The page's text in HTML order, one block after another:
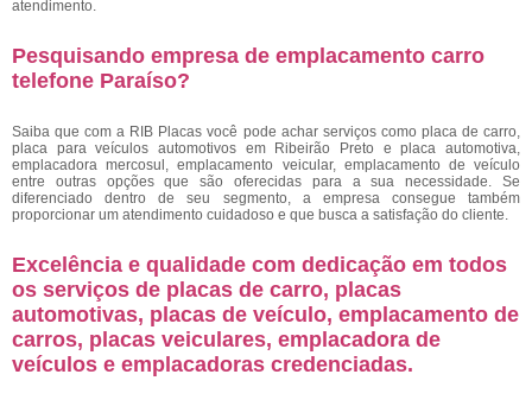
atendimento.
Pesquisando empresa de emplacamento carro
telefone Paraíso?
Saiba que com a RIB Placas você pode achar serviços como placa de carro,
placa para veículos automotivos em Ribeirão Preto e placa automotiva,
emplacadora mercosul, emplacamento veicular, emplacamento de veículo
entre outras opções que são oferecidas para a sua necessidade. Se
diferenciado dentro de seu segmento, a empresa consegue também
proporcionar um atendimento cuidadoso e que busca a satisfação do cliente.
Excelência e qualidade com dedicação em todos
os serviços de placas de carro, placas
automotivas, placas de veículo, emplacamento de
carros, placas veiculares, emplacadora de
veículos e emplacadoras credenciadas.